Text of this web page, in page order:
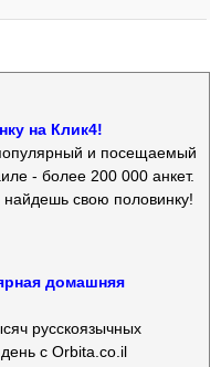
на Клик4!
и посещаемый
- более 200 000 анкет.
найдешь свою половинку!
домашняя
русскоязычных
с Orbita.co.il